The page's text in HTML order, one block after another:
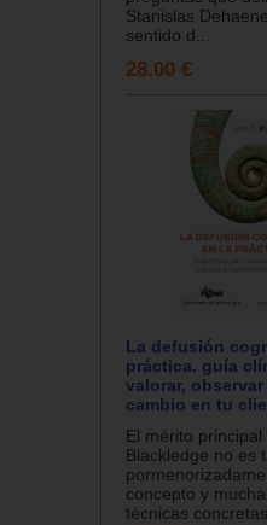
Stanislas
sentido d...
28.00 €
La defusión
práctica. guía
valorar,
cambio en tu
El mérito
Blackledge no es
concepto y
técnicas